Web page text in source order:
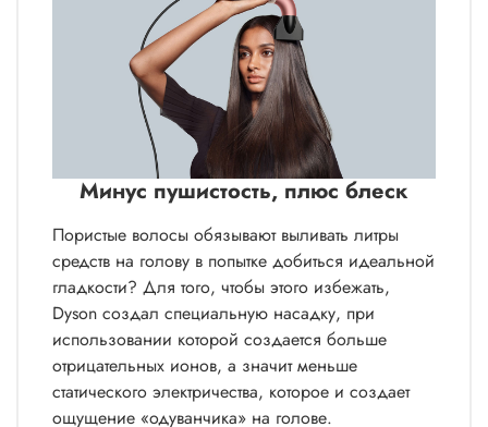
Минус пушистость, плюс блеск
Пористые волосы обязывают выливать литры
средств на голову в попытке добиться идеальной
гладкости? Для того, чтобы этого избежать,
Dyson создал специальную насадку, при
использовании которой создается больше
отрицательных ионов, а значит меньше
статического электричества, которое и создает
ощущение «одуванчика» на голове.